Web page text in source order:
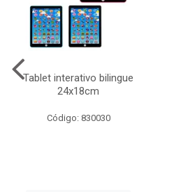
Tablet interativo bilingue
24x18cm
Código: 830030